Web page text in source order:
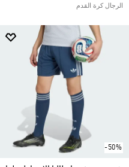
الرجال كرة القدم
-50%